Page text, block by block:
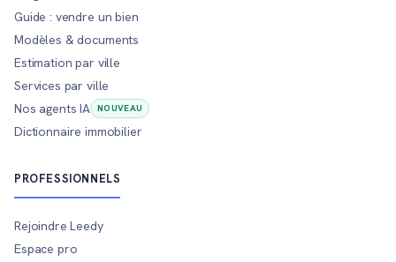
Guide : vendre un bien
Modèles & documents
Estimation par ville
Services par ville
Nos agents IA
NOUVEAU
Dictionnaire immobilier
PROFESSIONNELS
Rejoindre Leedy
Espace pro